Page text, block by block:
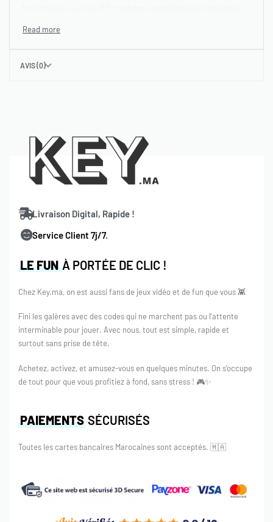
10 ; Windows 8.1 ; et Windows Phone 8. (Xbox Live requis).
ordinateurs, tablettes ou Xbox One Windows 10 et Windows
Veuillez visiter Microsoft.com/utiliser.
Code de 25 caractères à saisir
commencer à acheter
Carte Xbox Maroc à cinq euros
votre jeu préféré? Avez-vous l’intention d’acheter un DLC
fantastique jeu Xbox indépendant ? Vous aurez alors
probablement besoin de crédits Xbox Live ! Sélectionnez
la quantité dont vous avez besoin, et vous pouvez
commencer à travailler immédiatement!
De plus, avec cette carte xbox maroc de 30€ vous pouvez
acheter de la musique, des films et des applications
maroc cadeau, il est facile de diffuser un film ou d’écouter
la dernière chanson de votre groupe préféré.
Xbox en 2001, une période où les entreprises japonaises
phénoménal, et maintenant Microsoft nous surprend avec
AVIS (0)
LE FUNÀ PORTÉE DE CLIC !
Chez Key.ma, on est aussi fans de jeux vidéo et de fun que vous 👾
Fini les galères avec des codes qui ne marchent pas ou l’attente
interminable pour jouer. Avec nous, tout est simple, rapide et
surtout sans prise de tête.
Achetez, activez, et amusez-vous en quelques minutes. On s’occupe
de tout pour que vous profitiez à fond, sans stress ! 🎮✨
Livraison Digital, Rapide !
Service Client 7j/7.
PAIEMENTS SÉCURISÉS
Toutes les cartes bancaires Marocaines sont acceptés. 🇲🇦